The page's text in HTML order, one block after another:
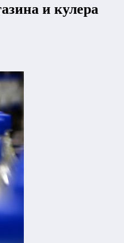
и кулера